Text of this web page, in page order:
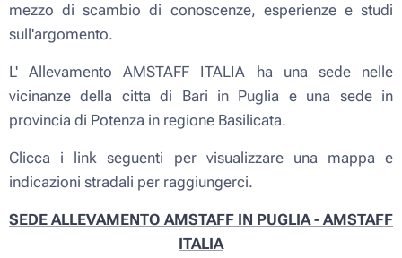
mezzo di scambio di conoscenze, esperienze e studi
sull'argomento.
L' Allevamento AMSTAFF ITALIA ha una sede nelle
vicinanze della citta di Bari in Puglia e una sede in
provincia di Potenza in regione Basilicata.
Clicca i link seguenti per visualizzare una mappa e
indicazioni stradali per raggiungerci.
SEDE ALLEVAMENTO AMSTAFF IN PUGLIA - AMSTAFF
ITALIA